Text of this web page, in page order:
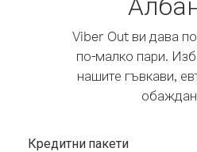
Viber Out ви дава
по-малко пари.
нашите гъвкави,
Кредитни пакети